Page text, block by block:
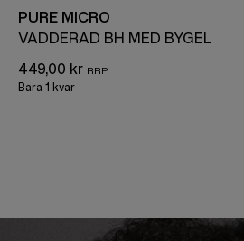
PURE MICRO
VADDERAD BH MED BYGEL
449,00 kr
Bara 1 kvar